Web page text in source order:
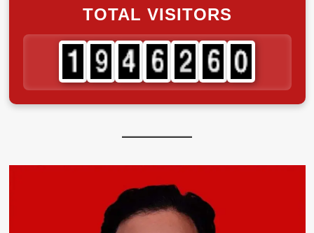
TOTAL VISITORS